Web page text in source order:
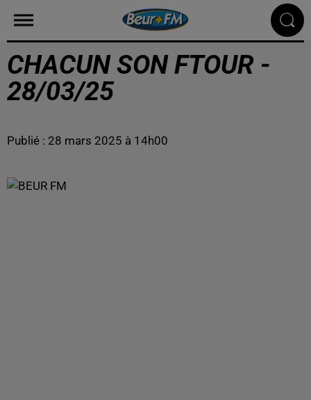
CHACUN SON FTOUR -
28/03/25
Publié : 28 mars 2025 à 14h00